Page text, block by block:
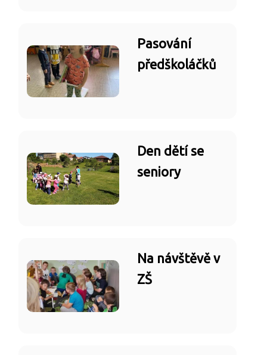
Pasování
předškoláčků
Den dětí se
seniory
Na návštěvě v
ZŠ